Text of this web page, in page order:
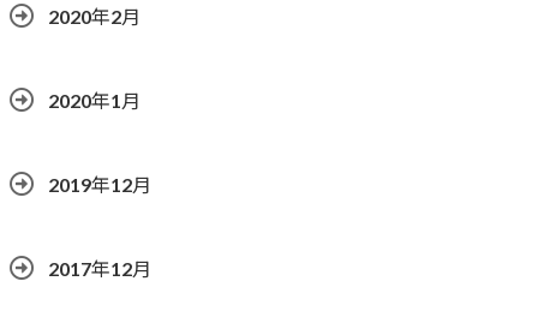
2020年2月
2020年1月
2019年12月
2017年12月